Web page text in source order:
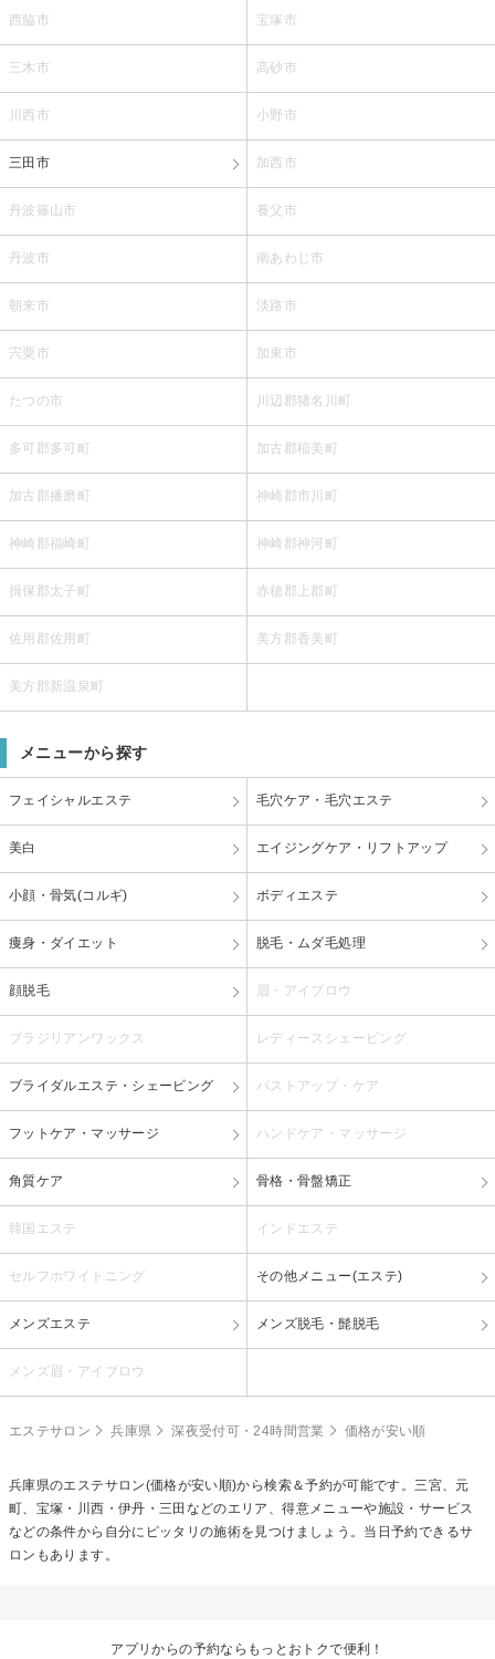
西脇市 宝塚市
三木市 高砂市
川西市 小野市
三田市 加西市
丹波篠山市 養父市
丹波市 南あわじ市
朝来市 淡路市
宍粟市 加東市
たつの市 川辺郡猪名川町
多可郡多可町 加古郡稲美町
加古郡播磨町 神崎郡市川町
神崎郡福崎町 神崎郡神河町
揖保郡太子町 赤穂郡上郡町
佐用郡佐用町 美方郡香美町
美方郡新温泉町
メニューから探す
フェイシャルエステ 毛穴ケア・毛穴エステ
美白 エイジングケア・リフトアップ
小顔・骨気(コルギ) ボディエステ
痩身・ダイエット 脱毛・ムダ毛処理
顔脱毛 眉・アイブロウ
ブラジリアンワックス レディースシェービング
ブライダルエステ・シェービング バストアップ・ケア
フットケア・マッサージ ハンドケア・マッサージ
角質ケア 骨格・骨盤矯正
韓国エステ インドエステ
セルフホワイトニング その他メニュー(エステ)
メンズエステ メンズ脱毛・髭脱毛
メンズ眉・アイブロウ
エステサロン 兵庫県 深夜受付可・24時間営業 価格が安い順
兵庫県のエステサロン(価格が安い順)から検索＆予約が可能です。三宮、元
町、宝塚・川西・伊丹・三田などのエリア、得意メニューや施設・サービス
などの条件から自分にピッタリの施術を見つけましょう。当日予約できるサ
ロンもあります。
アプリからの予約ならもっとおトクで便利！